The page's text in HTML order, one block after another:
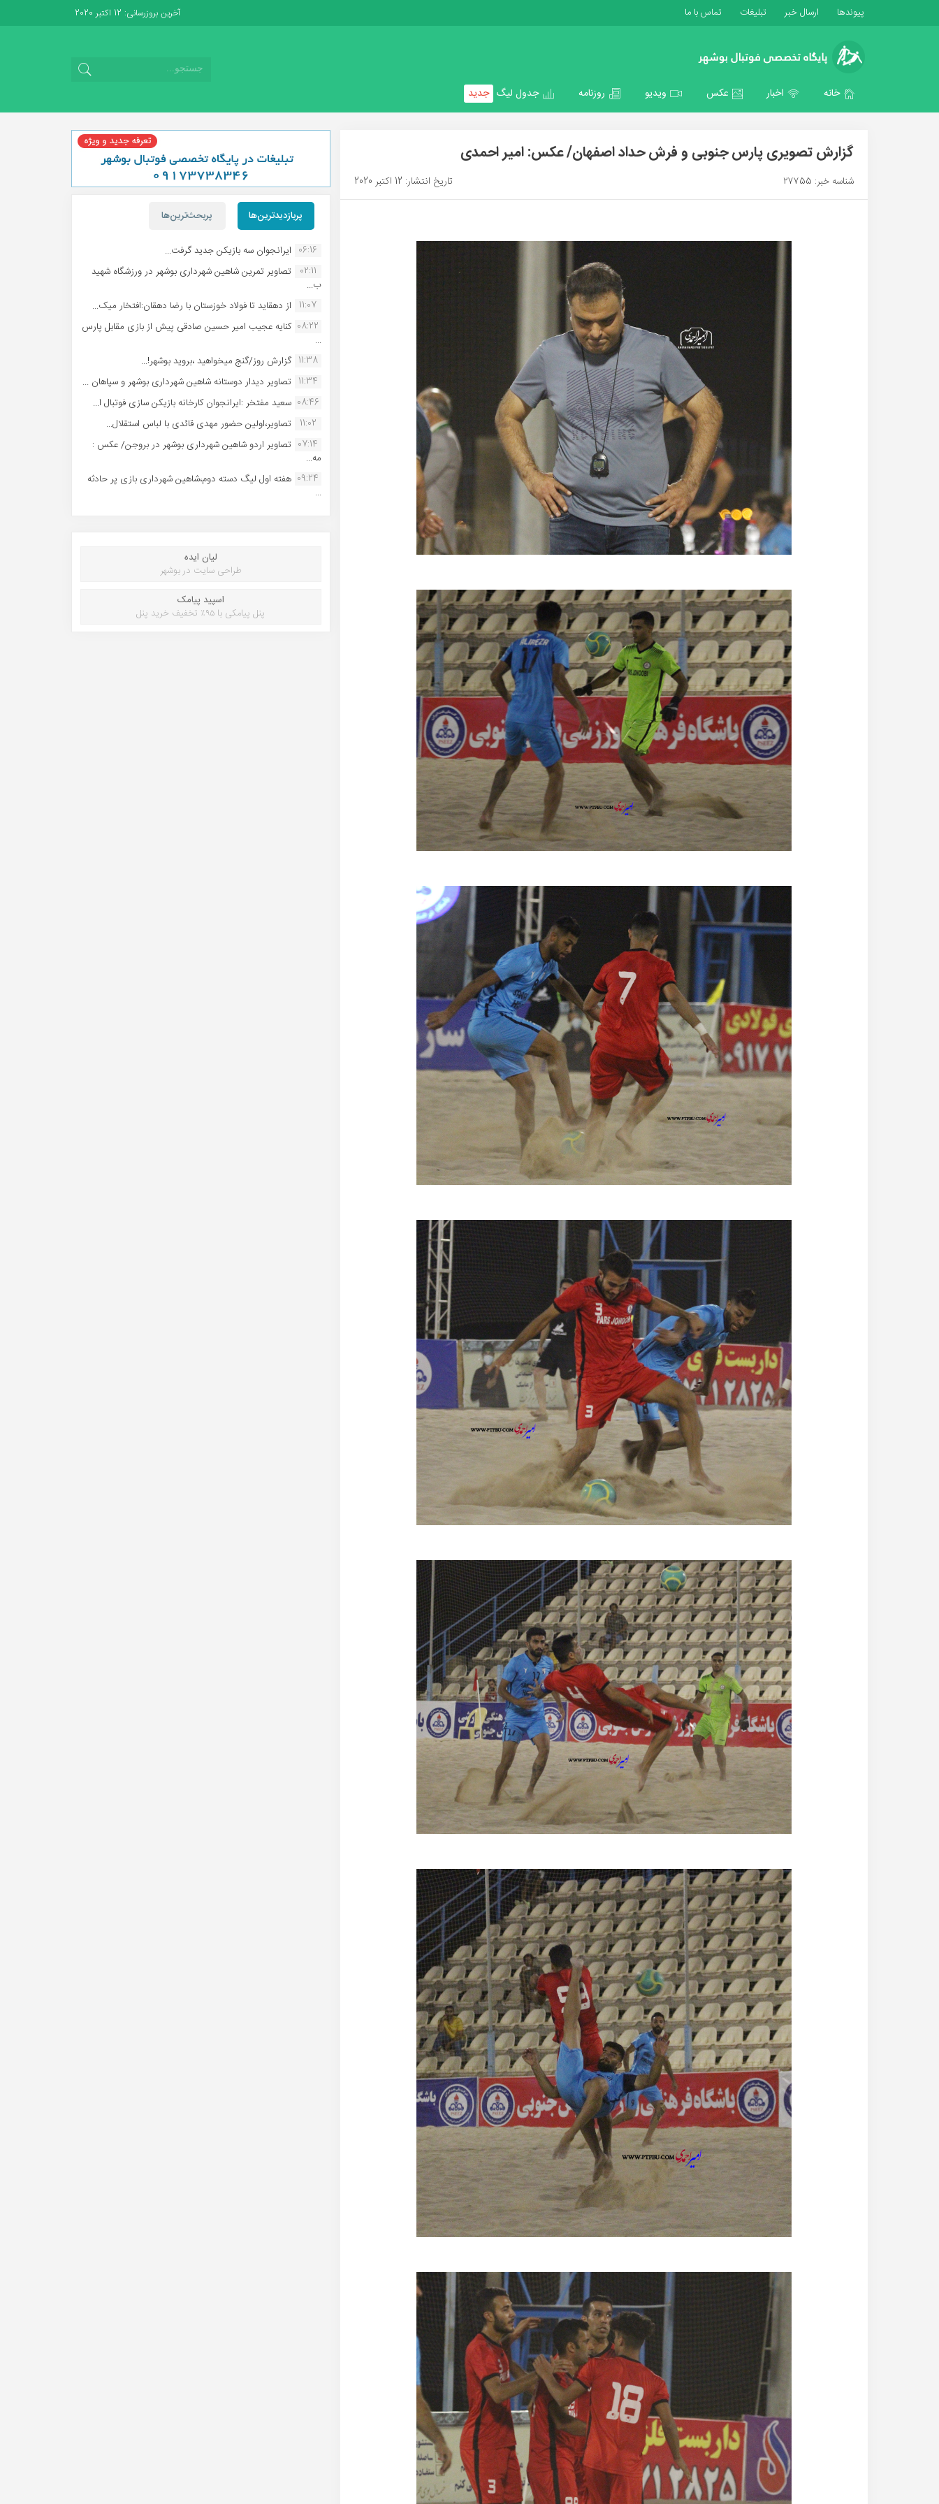
پیوندها ارسال خبر تبلیغات تماس با ما آخرین بروزرسانی: 12 اکتبر 2020
خانه اخبار عکس ویدیو روزنامه جدول لیگ جدید
گزارش تصویری پارس جنوبی و فرش حداد اصفهان/ عکس: امیر احمدی
شناسه خبر: 27755 تاریخ انتشار: 12 اکتبر 2020
پربازدیدترین‌ها پربحث‌ترین‌ها
06:16 ایرانجوان سه بازیکن جدید گرفت...
02:11
تصاویر تمرین شاهین شهردارى بوشهر در ورزشگاه شهید
ب...
11:07 از دهقاید تا فولاد خوزستان با رضا دهقان:افتخار میک...
08:22 کنایه عجیب امیر حسین صادقی پیش از بازی مقابل پارس
...
11:38 گزارش روز/گنج میخواهید ،بروید بوشهر!...
11:34 تصاویر دیدار دوستانه شاهین شهردارى بوشهر و سپاهان ...
08:46 سعید مفتخر :ایرانجوان کارخانه بازیکن سازی فوتبال ا...
11:02
تصاویر،اولین حضور مهدی قائدی با لباس استقلال...
07:14 تصاویر اردو شاهین شهرداری بوشهر در بروجن/ عکس :
مه...
09:24 هفته اول لیگ دسته دوم،شاهین شهرداری بازی پر حادثه
...
لیان ایده
طراحی سایت در بوشهر
اسپید پیامک
پنل پیامکی با ۹۵٪ تخفیف خرید پنل